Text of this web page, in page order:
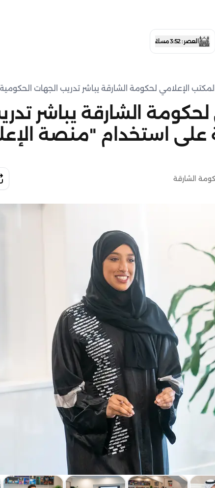
العصر : 3:52 مساءً
المكتب الإعلامي لحكومة الشارقة يباشر تدريب الجهات
لحكومة الشارقة يباشر
على استخدام "منصة
الشارقة